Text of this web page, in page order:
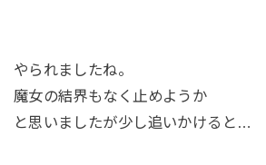
やられましたね。
魔女の結界もなく止めようか
と思いましたが少し追いかけると…